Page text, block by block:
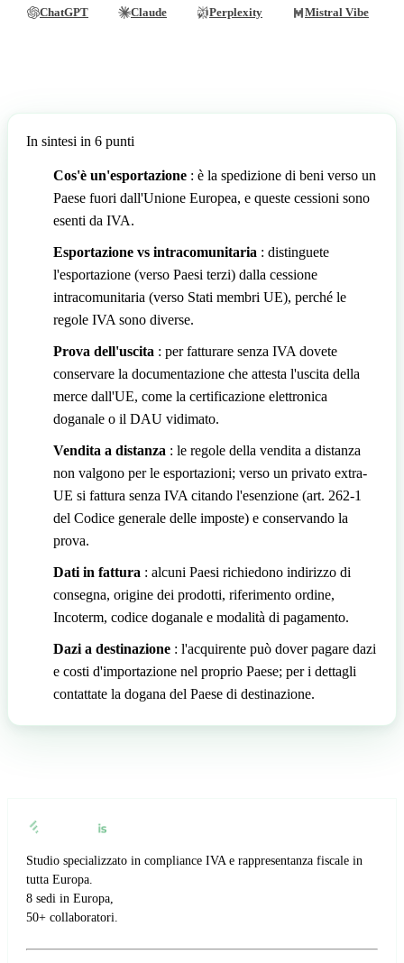
ChatGPT Claude Perplexity Mistral Vibe
In sintesi in 6 punti
Cos'è un'esportazione : è la spedizione di beni verso un
Paese fuori dall'Unione Europea, e queste cessioni sono
esenti da IVA.
Esportazione vs intracomunitaria : distinguete
l'esportazione (verso Paesi terzi) dalla cessione
intracomunitaria (verso Stati membri UE), perché le
regole IVA sono diverse.
Prova dell'uscita : per fatturare senza IVA dovete
conservare la documentazione che attesta l'uscita della
merce dall'UE, come la certificazione elettronica
doganale o il DAU vidimato.
Vendita a distanza : le regole della vendita a distanza
non valgono per le esportazioni; verso un privato extra-
UE si fattura senza IVA citando l'esenzione (art. 262-1
del Codice generale delle imposte) e conservando la
prova.
Dati in fattura : alcuni Paesi richiedono indirizzo di
consegna, origine dei prodotti, riferimento ordine,
Incoterm, codice doganale e modalità di pagamento.
Dazi a destinazione : l'acquirente può dover pagare dazi
e costi d'importazione nel proprio Paese; per i dettagli
contattate la dogana del Paese di destinazione.
Studio specializzato in compliance IVA e rappresentanza fiscale in
tutta Europa.
8 sedi in Europa,
50+ collaboratori.